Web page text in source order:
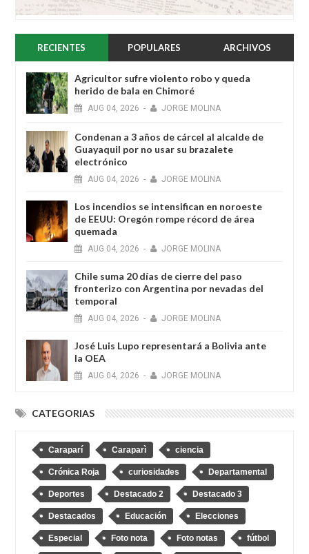
RECIENTES POPULARES ARCHIVOS
Agricultor sufre violento robo y queda
herido de bala en Chimoré
AUG 04, 2026 - JORGE MOLINA
Condenan a 3 años de cárcel al alcalde de
Guayaquil por no usar su brazalete
electrónico
AUG 04, 2026 - JORGE MOLINA
Los incendios se intensifican en noroeste
de EEUU: Oregón rompe récord de área
quemada
AUG 04, 2026 - JORGE MOLINA
Chile suma 20 días de cierre del paso
fronterizo con Argentina por nevadas del
temporal
AUG 04, 2026 - JORGE MOLINA
José Luis Lupo representará a Bolivia ante
la OEA
AUG 04, 2026 - JORGE MOLINA
CATEGORIAS
Caraparí Caraparì ciencia
Crónica Roja curiosidades Departamental
Deportes Destacado 2 Destacado 3
Destacados Educación Elecciones
Especial Foto nota Foto notas fútbol